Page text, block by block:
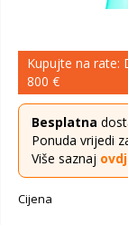
Kupujte na rate:
800 €
Besplatna
Ponuda vrijedi
Više saznaj
Cijena